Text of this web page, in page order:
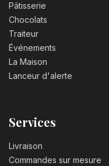
Pâtisserie
Chocolats
Traiteur
Événements
La Maison
Lanceur d'alerte
Services
Livraison
Commandes sur mesure